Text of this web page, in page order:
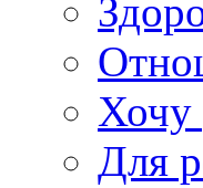
Хочу
Для